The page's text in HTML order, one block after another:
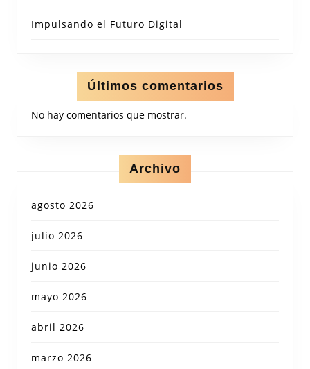
Impulsando el Futuro Digital
Últimos comentarios
No hay comentarios que mostrar.
Archivo
agosto 2026
julio 2026
junio 2026
mayo 2026
abril 2026
marzo 2026